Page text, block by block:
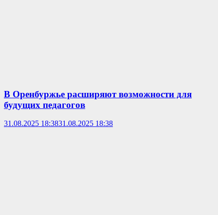
В Оренбуржье расширяют возможности для
будущих педагогов
31.08.2025 18:3831.08.2025 18:38